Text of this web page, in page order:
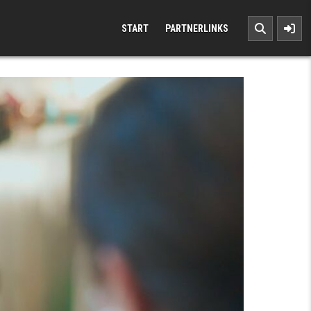
START PARTNERLINKS